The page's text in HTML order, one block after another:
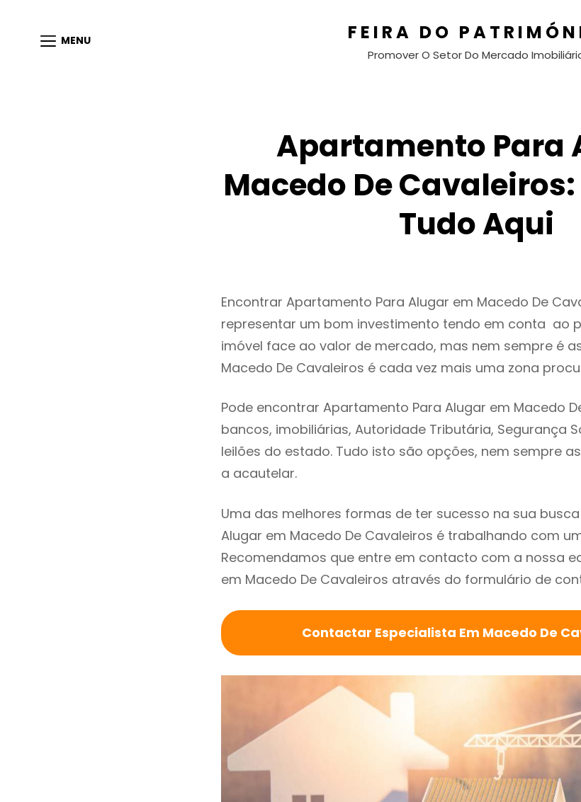
MENU FEIRA DO
Promover O Setor Do Mercado
Apartamento Para
Macedo De
Tudo Aqui
Encontrar Apartamento Para Alugar em Macedo De
representar um bom investimento tendo em conta ao
imóvel face ao valor de mercado, mas nem sempre é
Macedo De Cavaleiros é cada vez mais uma zona
Pode encontrar Apartamento Para Alugar em Macedo
bancos, imobiliárias, Autoridade Tributária, Segurança
leilões do estado. Tudo isto são opções, nem sempre
a acautelar.
Uma das melhores formas de ter sucesso na sua
Alugar em Macedo De Cavaleiros é trabalhando com
Recomendamos que entre em contacto com a nossa
em Macedo De Cavaleiros através do formulário de
Contactar Especialista Em Macedo De